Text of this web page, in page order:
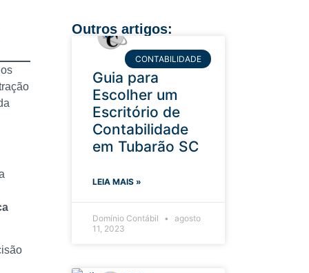
Outros artigos:
CONTABILIDADE
Guia para
Escolher um
Escritório de
Contabilidade
em Tubarão SC
LEIA MAIS »
Domínio Contábil
agosto
11, 2023